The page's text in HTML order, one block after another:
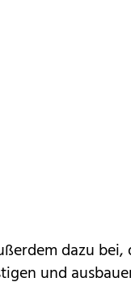
dazu bei,
und